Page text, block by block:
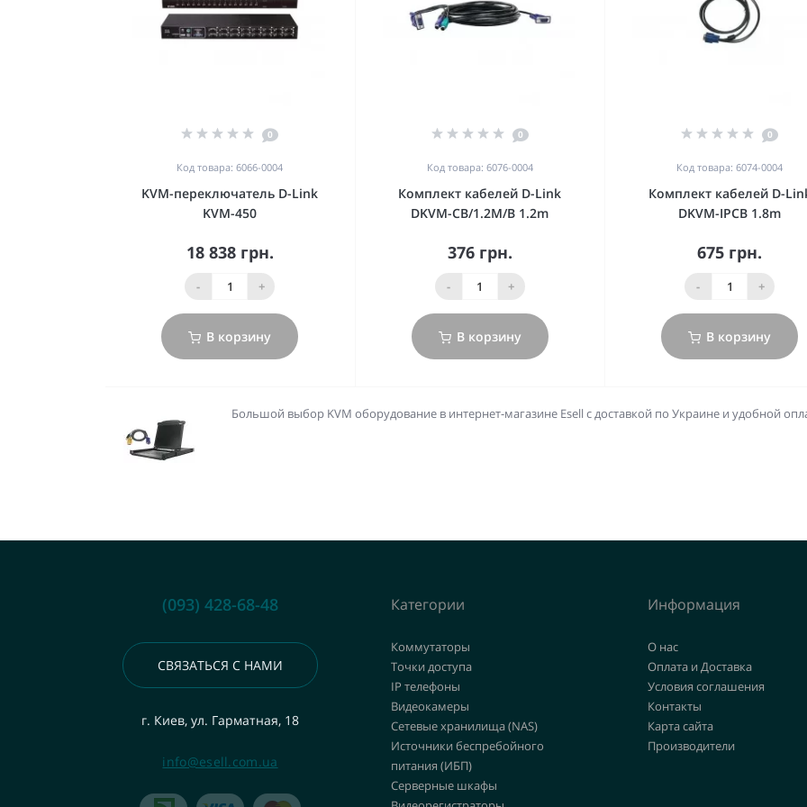
0
Код товара: 6066-0004
KVM-переключатель D-Link
KVM-450
18 838 грн.
- +
В корзину
0
Код товара: 6076-0004
Комплект кабелей D-Link
DKVM-CB/1.2M/B 1.2m
376 грн.
- +
В корзину
0
Код товара: 6074-0004
Комплект кабелей D-
DKVM-IPCB 1.8m
675 грн.
- +
В корзину
Большой выбор KVM оборудование в интернет-магазине Esell с доставкой по Украине и удобной
(093) 428-68-48
СВЯЗАТЬСЯ С НАМИ
г. Киев, ул. Гарматная, 18
info@esell.com.ua
Категории
Коммутаторы
Точки доступа
IP телефоны
Видеокамеры
Сетевые хранилища (NAS)
Источники беспребойного
питания (ИБП)
Серверные шкафы
Информация
О нас
Оплата и Доставка
Условия соглашения
Контакты
Карта сайта
Производители